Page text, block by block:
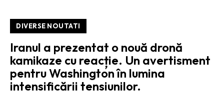
DIVERSE NOUTATI
Iranul a prezentat o nouă dronă
kamikaze cu reacție. Un avertisment
pentru Washington în lumina
intensificării tensiunilor.